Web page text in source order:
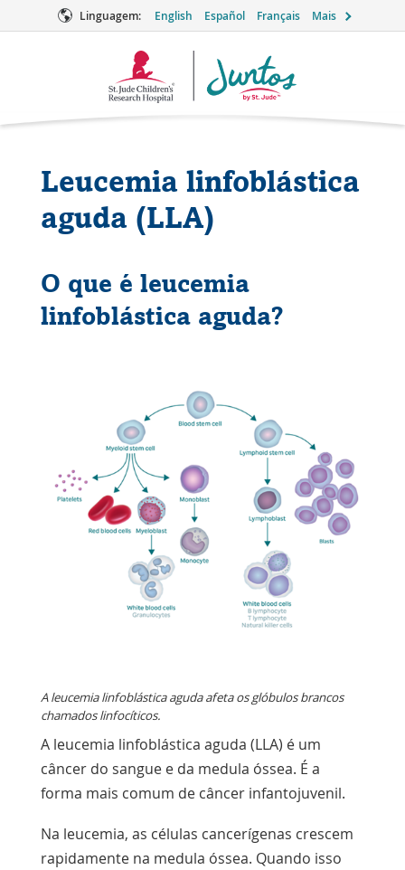
Linguagem: English Español Français Mais
Logotipo
Leucemia linfoblástica
aguda (LLA)
O que é leucemia
linfoblástica aguda?
A leucemia linfoblástica aguda afeta os glóbulos brancos
chamados linfocíticos.
A leucemia linfoblástica aguda (LLA) é um
câncer do sangue e da medula óssea. É a
forma mais comum de câncer infantojuvenil.
Na leucemia, as células cancerígenas crescem
rapidamente na medula óssea. Quando isso